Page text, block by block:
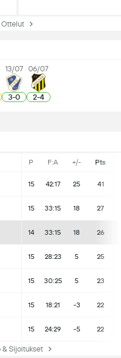
13/07
3-0
06/07
2-4
P F:A +/- Pts
15 42:17 25 41
15 33:15 18 27
14 33:15 18 26
15 28:23 5 25
15 30:25 5 23
15 18:21 -3 22
15 24:29 -5 22
Sijoitukset